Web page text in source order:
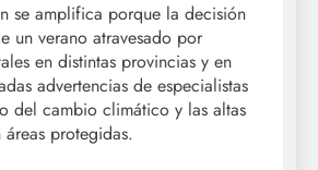
se amplifica porque la decisión
un verano atravesado por
en distintas provincias y en
advertencias de especialistas
del cambio climático y las altas
áreas protegidas.